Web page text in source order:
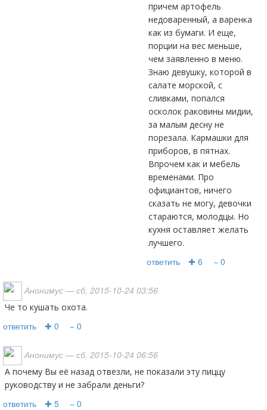
причем артофель
недоваренный, а варенка
как из бумаги. И еще,
порции на вес меньше,
чем заявленно в меню.
Знаю девушку, которой в
салате морской, с
сливками, попался
осколок раковины мидии,
за малым десну не
порезала. Кармашки для
приборов, в пятнах.
Впрочем как и мебель
временами. Про
официантов, ничего
сказать не могу, девочки
стараются, молодцы. Но
кухня оставляет желать
лучшего.
ответить ✚ 6 − 0
Анонимус — сб, 2015-10-24 03:56
Че то кушать охота.
ответить ✚ 0 − 0
Анонимус — сб, 2015-10-24 06:56
А почему Вы её назад отвезли, не показали эту пиццу
руководству и не забрали деньги?
ответить ✚ 5 − 0